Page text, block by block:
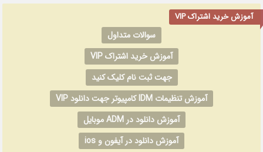
آموزش خرید اشتراک VIP
سوالات متداول
آموزش خرید اشتراک VIP
جهت ثبت نام کلیک کنید
آموزش تنظیمات IDM کامپیوتر جهت دانلود VIP
آموزش دانلود در ADM موبایل
آموزش دانلود در آیفون و ios